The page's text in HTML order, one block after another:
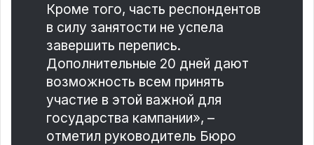
Кроме того, часть респондентов
в силу занятости не успела
завершить перепись.
Дополнительные 20 дней дают
возможность всем принять
участие в этой важной для
государства кампании», –
отметил руководитель Бюро